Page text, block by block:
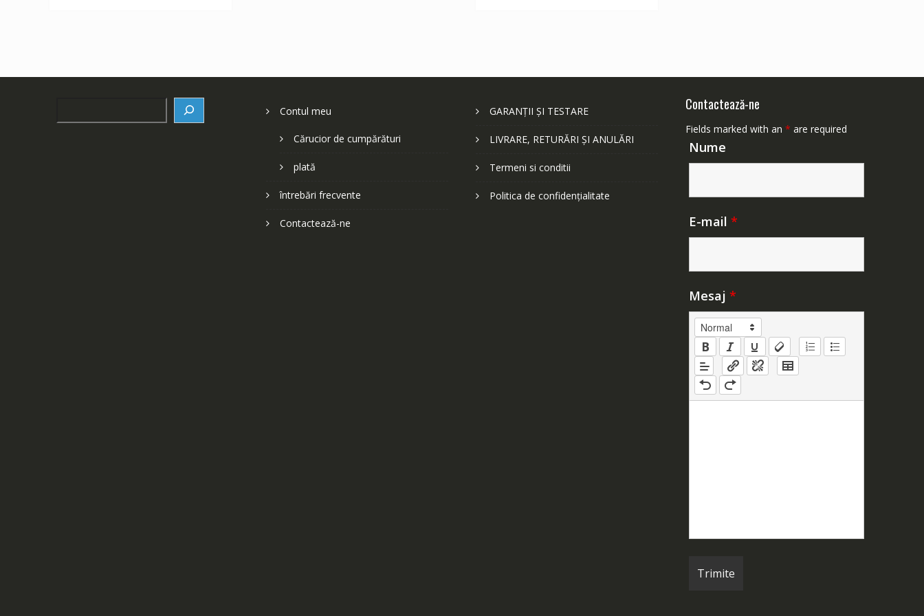
Contul meu
Cărucior de cumpărături
plată
întrebări frecvente
Contactează-ne
GARANȚII ȘI TESTARE
LIVRARE, RETURĂRI ȘI ANULĂRI
Termeni si conditii
Politica de confidențialitate
Contactează-ne
Fields marked with an * are required
Nume
E-mail *
Mesaj *